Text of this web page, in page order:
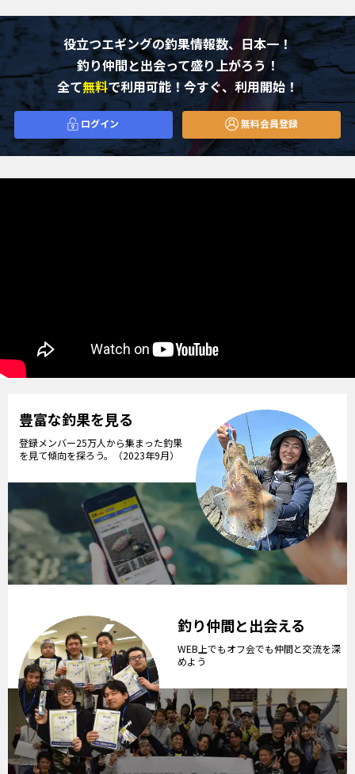
役立つエギングの釣果情報数、日本一！
釣り仲間と出会って盛り上がろう！
全て無料で利用可能！今すぐ、利用開始！
ログイン 無料会員登録
豊富な釣果を見る
登録メンバー25万人から集まった釣果
を見て傾向を探ろう。（2023年9月）
釣り仲間と出会える
WEB上でもオフ会でも仲間と交流を深
めよう